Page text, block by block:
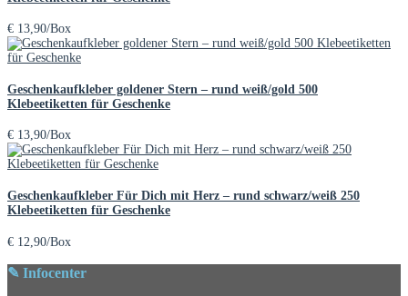
€ 13,90/Box
Geschenkaufkleber goldener Stern – rund weiß/gold 500
Klebeetiketten für Geschenke
€ 13,90/Box
Geschenkaufkleber Für Dich mit Herz – rund schwarz/weiß 250
Klebeetiketten für Geschenke
€ 12,90/Box
✎ Infocenter